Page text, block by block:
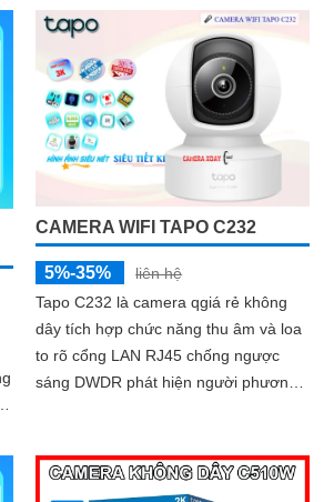
CAMERA WIFI TAPO C232
5%-35%
liên hệ
Tapo C232 là camera qgiá rẻ không
dây tích hợp chức năng thu âm và loa
to rõ cổng LAN RJ45 chống ngược
sáng DWDR phát hiện người phương
hồng ngoại 10m khe thẻ nhớ 512GB